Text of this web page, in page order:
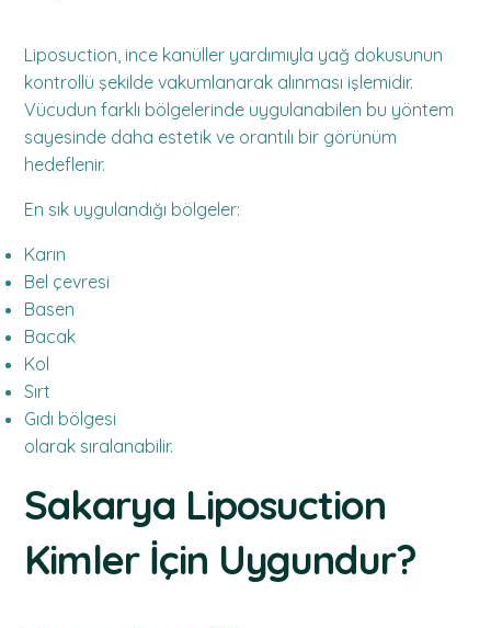
Liposuction, ince kanüller yardımıyla yağ dokusunun
kontrollü şekilde vakumlanarak alınması işlemidir.
Vücudun farklı bölgelerinde uygulanabilen bu yöntem
sayesinde daha estetik ve orantılı bir görünüm
hedeflenir.
En sık uygulandığı bölgeler:
Karın
Bel çevresi
Basen
Bacak
Kol
Sırt
Gıdı bölgesi
olarak sıralanabilir.
Sakarya Liposuction
Kimler İçin Uygundur?